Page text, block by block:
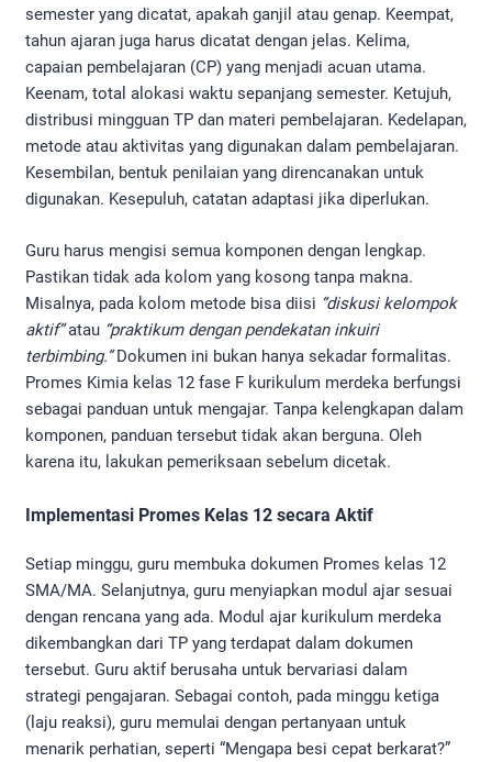
semester yang dicatat, apakah ganjil atau genap. Keempat,
tahun ajaran juga harus dicatat dengan jelas. Kelima,
capaian pembelajaran (CP) yang menjadi acuan utama.
Keenam, total alokasi waktu sepanjang semester. Ketujuh,
distribusi mingguan TP dan materi pembelajaran. Kedelapan,
metode atau aktivitas yang digunakan dalam pembelajaran.
Kesembilan, bentuk penilaian yang direncanakan untuk
digunakan. Kesepuluh, catatan adaptasi jika diperlukan.
Guru harus mengisi semua komponen dengan lengkap.
Pastikan tidak ada kolom yang kosong tanpa makna.
Misalnya, pada kolom metode bisa diisi “diskusi kelompok
aktif”atau “praktikum dengan pendekatan inkuiri
terbimbing.”Dokumen ini bukan hanya sekadar formalitas.
Promes Kimia kelas 12 fase F kurikulum merdeka berfungsi
sebagai panduan untuk mengajar. Tanpa kelengkapan dalam
komponen, panduan tersebut tidak akan berguna. Oleh
karena itu, lakukan pemeriksaan sebelum dicetak.
Implementasi Promes Kelas 12 secara Aktif
Setiap minggu, guru membuka dokumen Promes kelas 12
SMA/MA. Selanjutnya, guru menyiapkan modul ajar sesuai
dengan rencana yang ada. Modul ajar kurikulum merdeka
dikembangkan dari TP yang terdapat dalam dokumen
tersebut. Guru aktif berusaha untuk bervariasi dalam
strategi pengajaran. Sebagai contoh, pada minggu ketiga
(laju reaksi), guru memulai dengan pertanyaan untuk
menarik perhatian, seperti “Mengapa besi cepat berkarat?”